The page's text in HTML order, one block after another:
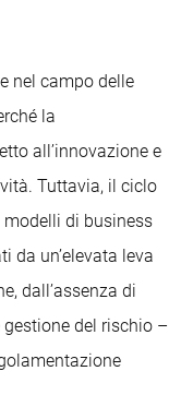
nel campo delle
la
all’innovazione e
Tuttavia, il ciclo
modelli di business
da un’elevata leva
dall’assenza di
gestione del rischio –